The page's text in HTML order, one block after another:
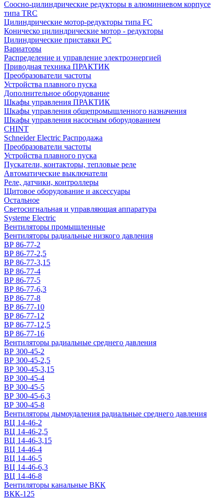
Соосно-цилиндрические редукторы в алюминиевом корпусе
типа TRC
Цилиндрические мотор-редукторы типа FC
Коническо цилиндрические мотор - редукторы
Цилиндрические приставки PC
Вариаторы
Распределение и управление электроэнергией
Приводная техника ПРАКТИК
Преобразователи частоты
Устройства плавного пуска
Дополнительное оборудование
Шкафы управления ПРАКТИК
Шкафы управления общепромышленного назначения
Шкафы управления насосным оборудованием
CHINT
Schneider Electric Распродажа
Преобразователи частоты
Устройства плавного пуска
Пускатели, контакторы, тепловые реле
Автоматические выключатели
Реле, датчики, контроллеры
Щитовое оборудование и аксессуары
Остальное
Светосигнальная и управляющая аппаратура
Systeme Electric
Вентиляторы промышленные
Вентиляторы радиальные низкого давления
ВР 86-77-2
ВР 86-77-2,5
ВР 86-77-3,15
ВР 86-77-4
ВР 86-77-5
ВР 86-77-6,3
ВР 86-77-8
ВР 86-77-10
ВР 86-77-12
ВР 86-77-12,5
ВР 86-77-16
Вентиляторы радиальные среднего давления
ВР 300-45-2
ВР 300-45-2,5
ВР 300-45-3,15
ВР 300-45-4
ВР 300-45-5
ВР 300-45-6,3
ВР 300-45-8
Вентиляторы дымоудаления радиальные среднего давления
ВЦ 14-46-2
ВЦ 14-46-2,5
ВЦ 14-46-3,15
ВЦ 14-46-4
ВЦ 14-46-5
ВЦ 14-46-6,3
ВЦ 14-46-8
Вентиляторы канальные ВКК
ВКК-125